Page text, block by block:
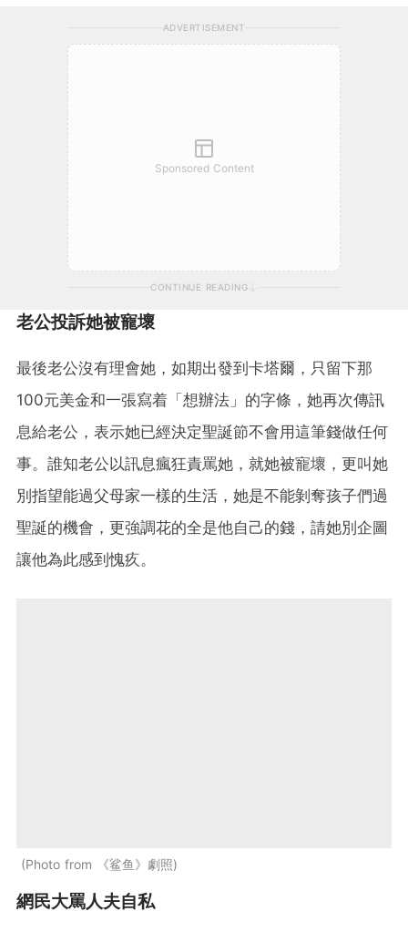
ADVERTISEMENT
Sponsored Content
CONTINUE READING
老公投訴她被寵壞
最後老公沒有理會她，如期出發到卡塔爾，只留下那
100元美金和一張寫着「想辦法」的字條，她再次傳訊
息給老公，表示她已經決定聖誕節不會用這筆錢做任何
事。誰知老公以訊息瘋狂責罵她，就她被寵壞，更叫她
別指望能過父母家一樣的生活，她是不能剝奪孩子們過
聖誕的機會，更強調花的全是他自己的錢，請她別企圖
讓他為此感到愧疚。
Photo from 《鲨鱼》劇照
網民大罵人夫自私